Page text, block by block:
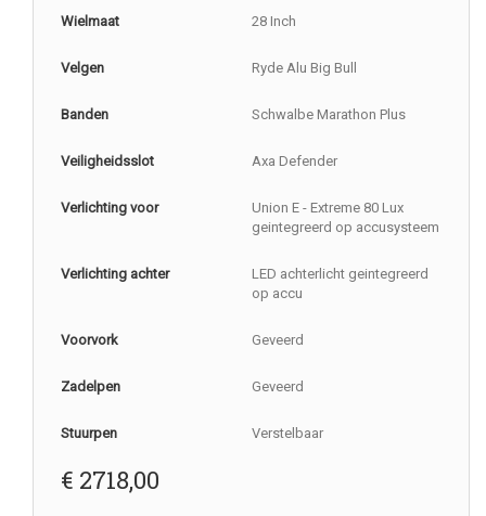
Wielmaat 28 Inch
Velgen Ryde Alu Big Bull
Banden Schwalbe Marathon Plus
Veiligheidsslot Axa Defender
Verlichting voor
Union E - Extreme 80 Lux
geintegreerd op accusysteem
Verlichting achter
LED achterlicht geintegreerd
op accu
Voorvork Geveerd
Zadelpen Geveerd
Stuurpen Verstelbaar
€ 2718,00